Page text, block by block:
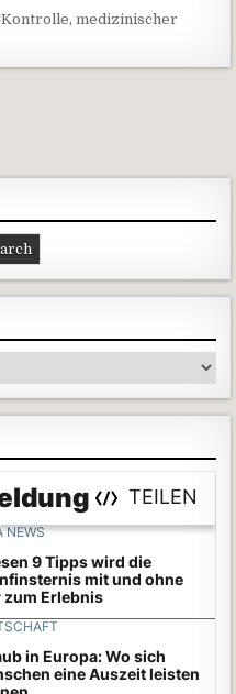
Kontrolle, medizinischer